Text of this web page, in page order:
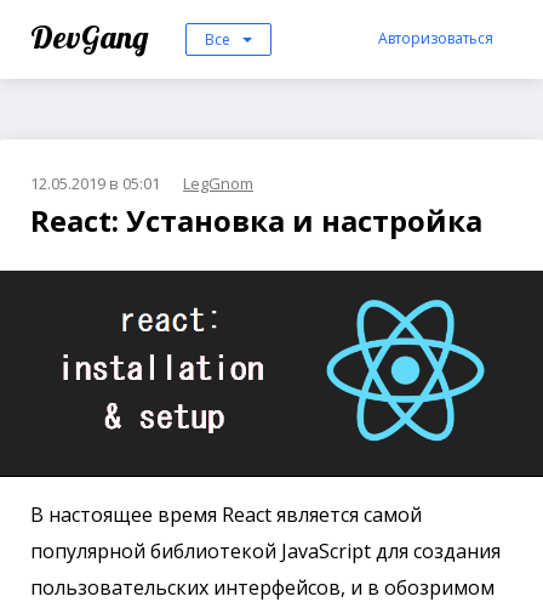
DevGang Все Авторизоваться
12.05.2019 в 05:01 LegGnom
React: Установка и настройка
В настоящее время React является самой
популярной библиотекой JavaScript для создания
пользовательских интерфейсов, и в обозримом